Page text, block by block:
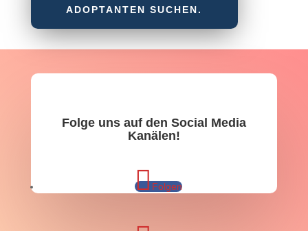
ADOPTANTEN SUCHEN.
Folge uns auf den Social Media
Kanälen!
Folgen